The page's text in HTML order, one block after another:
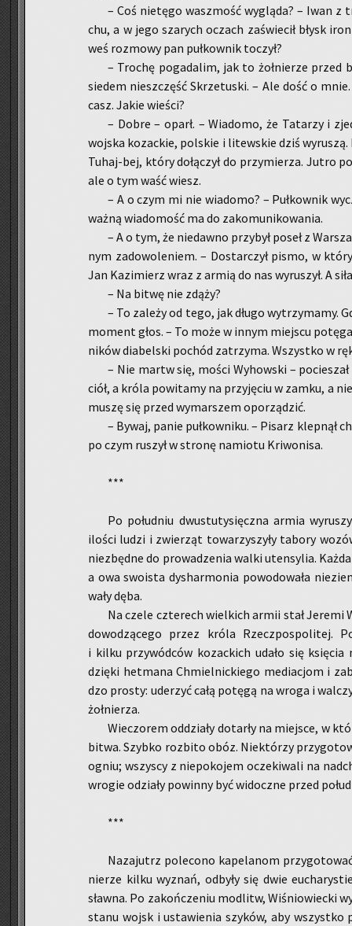
– Coś nie­tę­go wasz­mość wy­glą­da? – Iwan
chu, a w jego sza­rych oczach za­świe­cił błysk
weś roz­mo­wy pan puł­kow­nik to­czył?
– Tro­chę po­ga­da­lim, jak to żoł­nie­rze przed
sie­dem nie­szczęść Skrze­tu­ski. – Ale dość o
casz. Jakie wie­ści?
– Dobre – oparł. – Wia­do­mo, że Ta­ta­rzy i
woj­ska ko­zac­kie, pol­skie i li­tew­skie dziś
Tu­haj-bej, który do­łą­czył do przy­mie­rza. Jutro
ale o tym waść wiesz.
– A o czym mi nie wia­do­mo? – Puł­kow­nik
ważną wia­do­mość ma do za­ko­mu­ni­ko­wa­nia.
– A o tym, że nie­daw­no przy­był poseł z
nym za­do­wo­le­niem. – Do­star­czył pismo, w
Jan Ka­zi­mierz wraz z armią do nas wy­ru­szył. A
– Na bitwę nie zdąży?
– To za­le­ży od tego, jak długo wy­trzy­ma­my.
mo­ment głos. – To może w innym miej­scu
ni­ków dia­bel­ski po­chód za­trzy­ma. Wszyst­ko w
– Nie martw się, mości Wy­how­ski –
ciół, a króla po­wi­ta­my na przy­ję­ciu w zamku, a
muszę się przed wy­mar­szem opo­rzą­dzić.
– Bywaj, panie puł­kow­ni­ku. – Pi­sarz klep­nął
po czym ru­szył w stro­nę na­mio­tu Kri­wo­ni­sa.
***
Po po­łu­dniu dwu­stu­ty­sięcz­na armia
ilo­ści ludzi i zwie­rząt to­wa­rzy­szy­ły ta­bo­ry
nie­zbęd­ne do pro­wa­dze­nia walki uten­sy­lia.
a owa swo­ista dys­har­mo­nia po­wo­do­wa­ła
wa­ły dęba.
Na czele czte­rech wiel­kich armii stał Je­re­mi
do­wo­dzą­ce­go przez króla Rzecz­po­spo­li­tej.
i kilku przy­wód­ców ko­zac­kich udało się
dzię­ki het­ma­na Chmiel­nic­kie­go me­dia­cjom i
dzo pro­sty: ude­rzyć całą po­tę­gą na wroga i
żoł­nie­rza.
Wie­czo­rem od­dzia­ły do­tar­ły na miej­sce, w
bitwa. Szyb­ko roz­bi­to obóz. Nie­któ­rzy
ogniu; wszy­scy z nie­po­ko­jem ocze­ki­wa­li na
wro­gie odzia­ły po­win­ny być wi­docz­ne przed
***
Na­za­jutrz po­le­co­no ka­pe­la­nom
nie­rze kilku wy­znań, od­by­ły się dwie
sław­na. Po za­koń­cze­niu mo­dlitw, Wi­śnio­wiec­ki
stanu wojsk i usta­wie­nia szy­ków, aby wszyst­ko